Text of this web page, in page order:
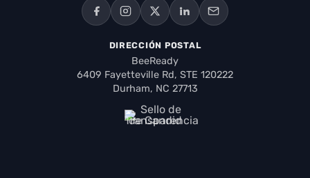
DIRECCIÓN POSTAL
BeeReady
6409 Fayetteville Rd, STE 120222
Durham, NC 27713